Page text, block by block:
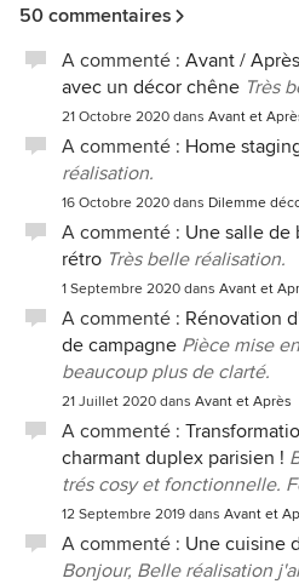
50 commentaires
A commenté : Avant /
avec un décor chêne Très
21 Octobre 2020 dans Avant et
A commenté : Home
réalisation.
16 Octobre 2020 dans Dilemme
A commenté : Une salle de
rétro Très belle réalisation.
1 Septembre 2020 dans Avant et
A commenté : Rénovation
de campagne Pièce mise
beaucoup plus de clarté.
21 Juillet 2020 dans Avant et Après
A commenté :
charmant duplex parisien !
trés cosy et fonctionnelle.
12 Septembre 2019 dans Avant et
A commenté : Une cuisine
Bonjour, Belle réalisation